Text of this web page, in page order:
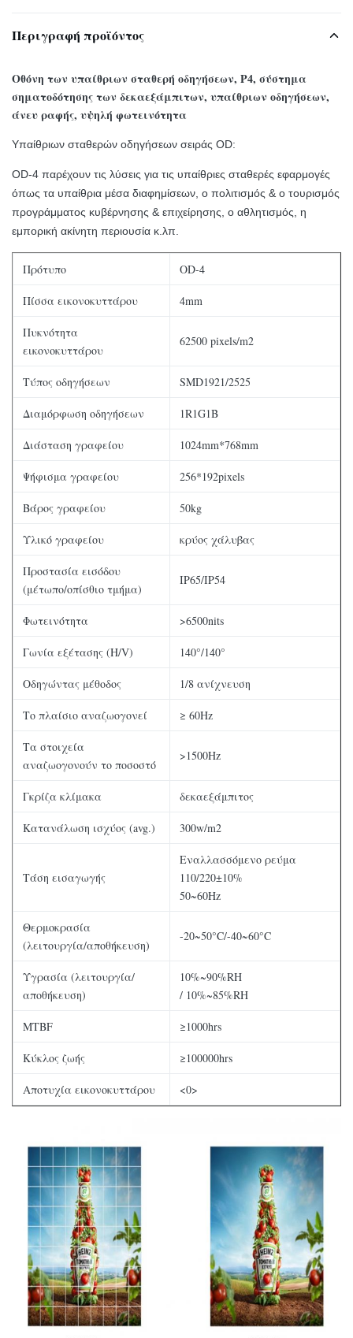
Περιγραφή προϊόντος
Οθόνη των υπαίθριων σταθερή οδηγήσεων, P4, σύστημα
σηματοδότησης των δεκαεξάμπιτων, υπαίθριων οδηγήσεων,
άνευ ραφής, υψηλή φωτεινότητα
Υπαίθριων σταθερών οδηγήσεων σειράς OD:
OD-4 παρέχουν τις λύσεις για τις υπαίθριες σταθερές εφαρμογές
όπως τα υπαίθρια μέσα διαφημίσεων, ο πολιτισμός & ο τουρισμός
προγράμματος κυβέρνησης & επιχείρησης, ο αθλητισμός, η
εμπορική ακίνητη περιουσία κ.λπ.
Πρότυπο OD-4
Πίσσα εικονοκυττάρου 4mm
Πυκνότητα
εικονοκυττάρου
62500 pixels/m2
Τύπος οδηγήσεων SMD1921/2525
Διαμόρφωση οδηγήσεων 1R1G1B
Διάσταση γραφείου 1024mm*768mm
Ψήφισμα γραφείου 256*192pixels
Βάρος γραφείου 50kg
Υλικό γραφείου κρύος χάλυβας
Προστασία εισόδου
(μέτωπο/οπίσθιο τμήμα)
IP65/IP54
Φωτεινότητα >6500nits
Γωνία εξέτασης (H/V) 140°/140°
Οδηγώντας μέθοδος 1/8 ανίχνευση
Το πλαίσιο αναζωογονεί ≥ 60Hz
Τα στοιχεία
αναζωογονούν το ποσοστό
>1500Hz
Γκρίζα κλίμακα δεκαεξάμπιτος
Κατανάλωση ισχύος (avg.) 300w/m2
Τάση εισαγωγής
Εναλλασσόμενο ρεύμα
110/220±10%
50~60Hz
Θερμοκρασία
(λειτουργία/αποθήκευση)
-20~50°C/-40~60°C
Υγρασία (λειτουργία/
αποθήκευση)
10%~90%RH
/ 10%~85%RH
MTBF ≥1000hrs
Κύκλος ζωής ≥100000hrs
Αποτυχία εικονοκυττάρου <0>